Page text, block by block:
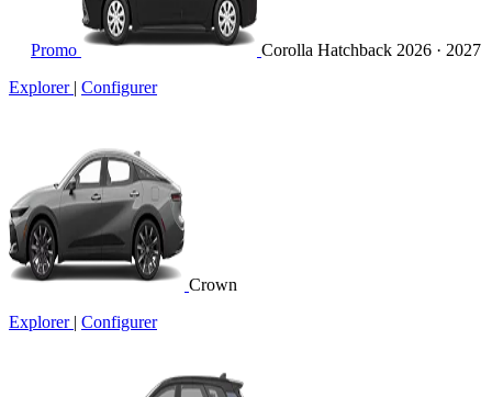
Promo Corolla Hatchback 2026 · 2027
Explorer | Configurer
Crown
Explorer | Configurer